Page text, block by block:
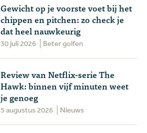
Gewicht op je voorste voet bij het
chippen en pitchen: zo check je
dat heel nauwkeurig
30 juli 2026 Beter golfen
Review van Netflix-serie The
Hawk: binnen vijf minuten weet
je genoeg
5 augustus 2026 Nieuws